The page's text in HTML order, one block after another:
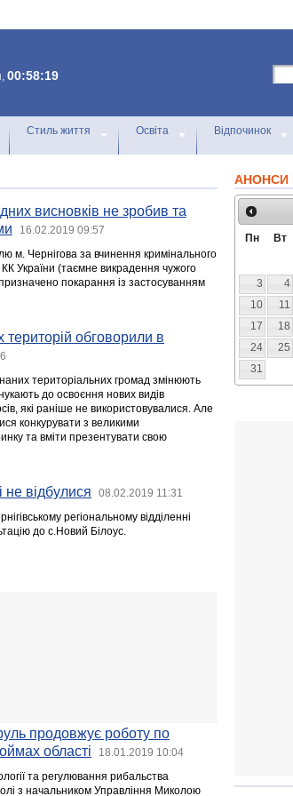
00:58:19
Стиль життя Освіта Відпочинок
висновків не зробив та
16.02.2019 09:57
м. Чернігова за вчинення кримінального
України (таємне викрадення чужого
покарання із застосуванням
територій обговорили в
територіальних громад змінюють
до освоєння нових видів
які раніше не використовувалися. Але
конкурувати з великими
та вміти презентувати свою
не відбулися 08.02.2019 11:31
регіональному відділенні
до с.Новий Білоус.
продовжує роботу по
області
18.01.2019 10:04
та регулювання рибальства
з начальником Управління Миколою
АНОНСИ
Пн Вт
3
4
10
11
17
18
24
25
31